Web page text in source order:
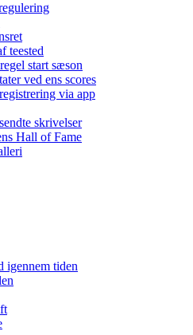
teested
start sæson
ved ens scores
via app
skrivelser
Hall of Fame
igennem tiden